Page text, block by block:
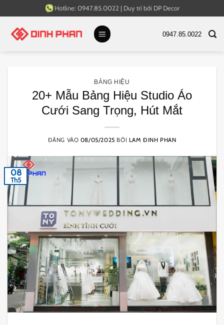
qua
Hotline: 0947.85.0022 | Duy trì bởi DP Decor
0947.85.0022
BẢNG HIỆU
20+ Mẫu Bảng Hiệu Studio Áo
Cưới Sang Trọng, Hút Mắt
ĐĂNG VÀO 08/05/2025 BỞI LAM ĐINH PHAN
08
Th5